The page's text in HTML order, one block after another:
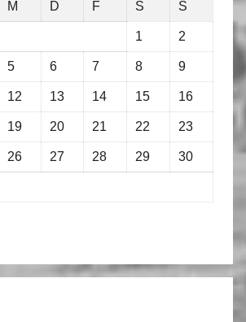
M D F S S
1 2
5 6 7 8 9
12 13 14 15 16
19 20 21 22 23
26 27 28 29 30